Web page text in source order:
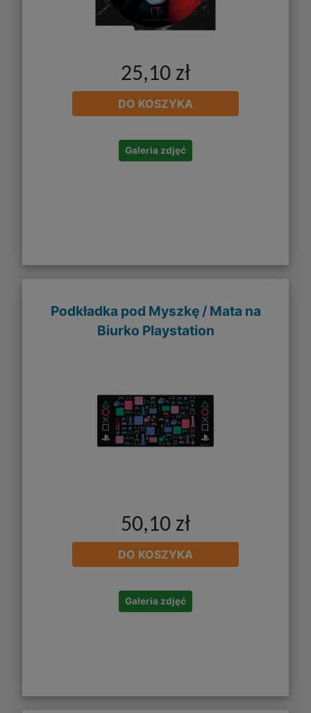
25,10 zł
DO KOSZYKA
Galeria zdjęć
Podkładka pod Myszkę / Mata na
Biurko Playstation
50,10 zł
DO KOSZYKA
Galeria zdjęć